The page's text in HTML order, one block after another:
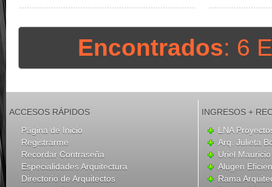
Encontrados: 6
ACCESOS RÁPIDOS
Página de Inicio
Registrarme
Recordar Contraseña
Especialidades Arquitectura
Directorio de Arquitectos
INGRESOS +
LNA
Arq. Julieta
Uriel
Alugen
Rama